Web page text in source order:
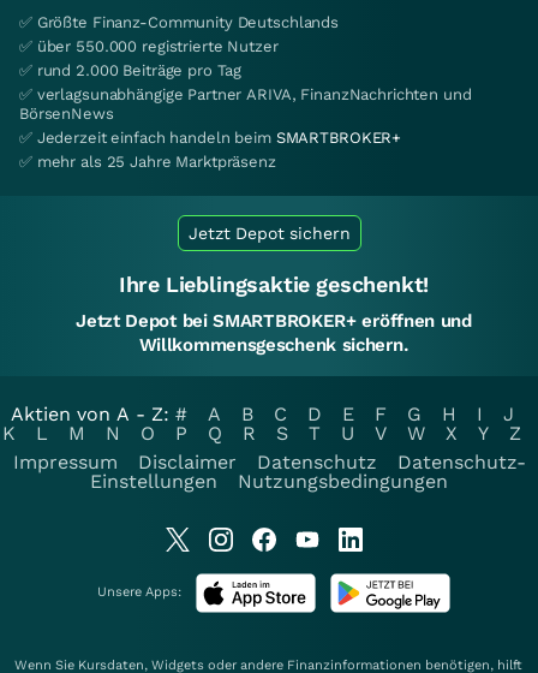
✅ Größte Finanz-Community Deutschlands
✅ über 550.000 registrierte Nutzer
✅ rund 2.000 Beiträge pro Tag
✅ verlagsunabhängige Partner ARIVA, FinanzNachrichten und
BörsenNews
✅ Jederzeit einfach handeln beim SMARTBROKER+
✅ mehr als 25 Jahre Marktpräsenz
Jetzt Depot sichern
Ihre Lieblingsaktie geschenkt!
Jetzt Depot bei SMARTBROKER+ eröffnen und
Willkommensgeschenk sichern.
Aktien von A - Z: # A B C D E F G H I
J
K
L M N O P Q R S T U V W X Y
Z
Impressum
Disclaimer Datenschutz
Datenschutz-
Einstellungen
Nutzungsbedingungen
Unsere Apps:
Wenn Sie Kursdaten, Widgets oder andere Finanzinformationen benötigen, hilft